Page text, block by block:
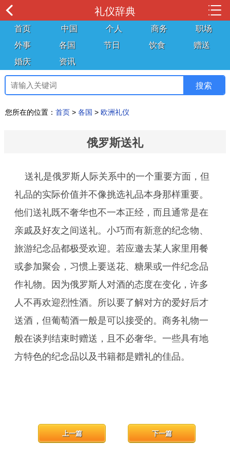
礼仪辞典
首页 中国 个人 商务
职场
外事
各国 节日 饮食
赠送
婚庆
资讯
您所在的位置： 首页 > 各国 > 欧洲礼仪
俄罗斯送礼
送礼是俄罗斯人际关系中的一个重要方面，但
礼品的实际价值并不像挑选礼品本身那样重要。
他们送礼既不奢华也不一本正经，而且通常是在
亲戚及好友之间送礼。小巧而有新意的纪念物、
旅游纪念品都极受欢迎。若应邀去某人家里用餐
或参加聚会，习惯上要送花、糖果或一件纪念品
作礼物。因为俄罗斯人对酒的态度在变化，许多
人不再欢迎烈性酒。所以要了解对方的爱好后才
送酒，但葡萄酒一般是可以接受的。商务礼物一
般在谈判结束时赠送，且不必奢华。一些具有地
方特色的纪念品以及书籍都是赠礼的佳品。
下一篇
上一篇